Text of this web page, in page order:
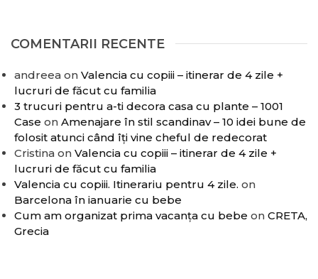
COMENTARII RECENTE
andreea on Valencia cu copiii – itinerar de 4 zile +
lucruri de făcut cu familia
3 trucuri pentru a-ti decora casa cu plante – 1001
Case on Amenajare în stil scandinav – 10 idei bune de
folosit atunci când îți vine cheful de redecorat
Cristina on Valencia cu copiii – itinerar de 4 zile +
lucruri de făcut cu familia
Valencia cu copiii. Itinerariu pentru 4 zile. on
Barcelona în ianuarie cu bebe
Cum am organizat prima vacanța cu bebe on CRETA,
Grecia